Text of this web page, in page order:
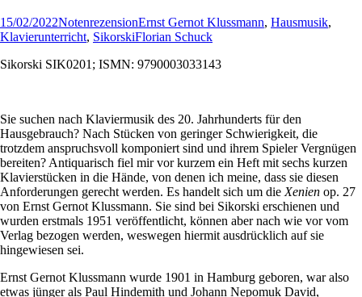
15/02/2022NotenrezensionErnst Gernot Klussmann, Hausmusik,
Klavierunterricht, SikorskiFlorian Schuck
Sikorski SIK0201; ISMN: 9790003033143
Sie suchen nach Klaviermusik des 20. Jahrhunderts für den
Hausgebrauch? Nach Stücken von geringer Schwierigkeit, die
trotzdem anspruchsvoll komponiert sind und ihrem Spieler Vergnügen
bereiten? Antiquarisch fiel mir vor kurzem ein Heft mit sechs kurzen
Klavierstücken in die Hände, von denen ich meine, dass sie diesen
Anforderungen gerecht werden. Es handelt sich um die Xenien op. 27
von Ernst Gernot Klussmann. Sie sind bei Sikorski erschienen und
wurden erstmals 1951 veröffentlicht, können aber nach wie vor vom
Verlag bezogen werden, weswegen hiermit ausdrücklich auf sie
hingewiesen sei.
Ernst Gernot Klussmann wurde 1901 in Hamburg geboren, war also
etwas jünger als Paul Hindemith und Johann Nepomuk David,